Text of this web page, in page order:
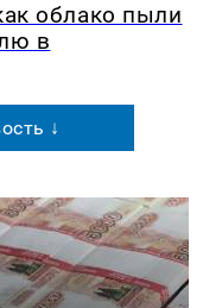
облако пыли
в
↓